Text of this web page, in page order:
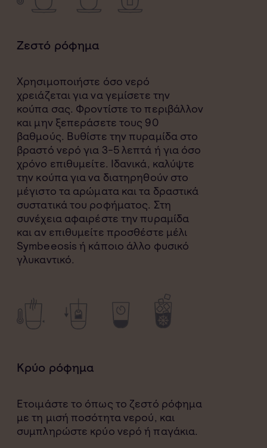
Ζεστό ρόφημα
Χρησιμοποιήστε όσο νερό
χρειάζεται για να γεμίσετε την
κούπα σας. Φροντίστε το περιβάλλον
και μην ξεπεράσετε τους 90
βαθμούς. Βυθίστε την πυραμίδα στο
βραστό νερό για 3-5 λεπτά ή για όσο
χρόνο επιθυμείτε. Ιδανικά, καλύψτε
την κούπα για να διατηρηθούν στο
μέγιστο τα αρώματα και τα δραστικά
συστατικά του ροφήματος. Στη
συνέχεια αφαιρέστε την πυραμίδα
και αν επιθυμείτε προσθέστε μέλι
Symbeeosis ή κάποιο άλλο φυσικό
γλυκαντικό.
Κρύο ρόφημα
Ετοιμάστε το όπως το ζεστό ρόφημα
με τη μισή ποσότητα νερού, και
συμπληρώστε κρύο νερό ή παγάκια.